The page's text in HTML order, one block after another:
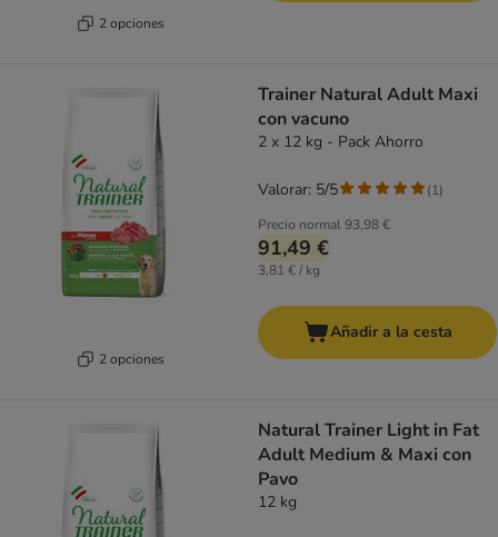
2 opciones
2 opciones
Trainer Natural Adult Maxi
con vacuno
2 x 12 kg - Pack Ahorro
Precio normal93,98 €
91,49 €
3,81 € / kg
Valorar: 5/5 (1)
Añadir a la cesta
Natural Trainer Light in Fat
Adult Medium & Maxi con
Pavo
12 kg